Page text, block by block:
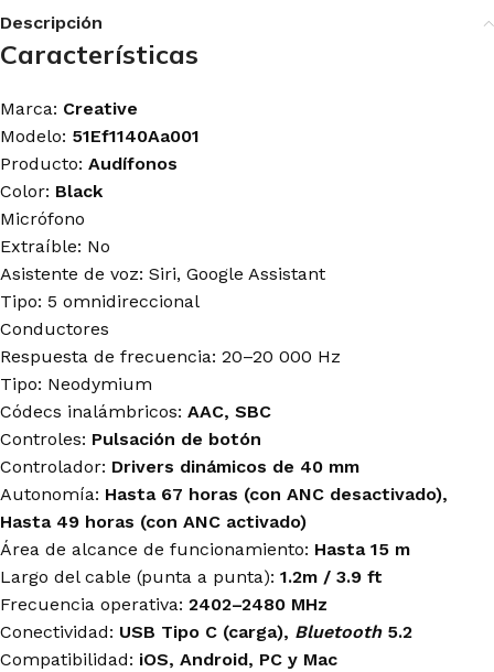
Descripción
Características
Marca: Creative
Modelo: 51Ef1140Aa001
Producto: Audífonos
Color: Black
Micrófono
Extraíble: No
Asistente de voz: Siri, Google Assistant
Tipo: 5 omnidireccional
Conductores
Respuesta de frecuencia: 20–20 000 Hz
Tipo: Neodymium
Códecs inalámbricos: AAC, SBC
Controles: Pulsación de botón
Controlador: Drivers dinámicos de 40 mm
Autonomía: Hasta 67 horas (con ANC desactivado),
Hasta 49 horas (con ANC activado)
Área de alcance de funcionamiento: Hasta 15 m
Largo del cable (punta a punta): 1.2m / 3.9 ft
Frecuencia operativa: 2402–2480 MHz
Conectividad: USB Tipo C (carga), Bluetooth5.2
Compatibilidad: iOS, Android, PC y Mac